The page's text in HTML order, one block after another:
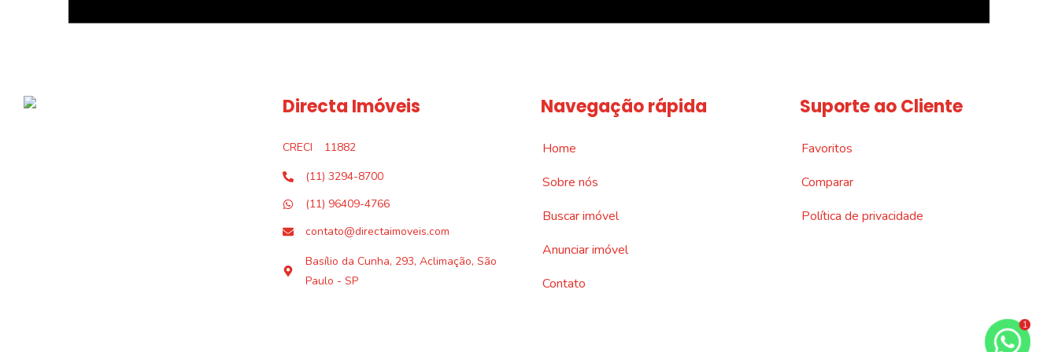
Directa Imóveis
CRECI
11882
(11) 3294-8700
(11) 96409-4766
contato@directaimoveis.com
Basílio da Cunha, 293, Aclimação, São
Paulo - SP
Navegação rápida
Home
Sobre nós
Buscar imóvel
Anunciar imóvel
Contato
Suporte ao Cliente
Favoritos
Comparar
Política de privacidade
1